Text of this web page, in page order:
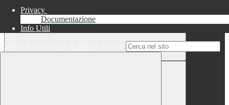
Privacy
Documentazione
Info Utili
Campo di ricerca per le pagine del sito